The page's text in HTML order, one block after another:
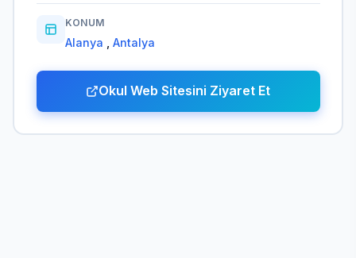
KONUM
Alanya Antalya
Okul Web Sitesini Ziyaret Et